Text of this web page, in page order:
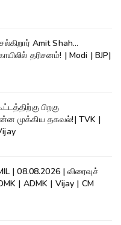
Amit Shah...
தரிசனம்! | Modi | BJP|
பிறகு
முக்கிய தகவல்!| TVK |
Vijay
| 08.08.2026 | விரைவுச்
| ADMK | Vijay | CM